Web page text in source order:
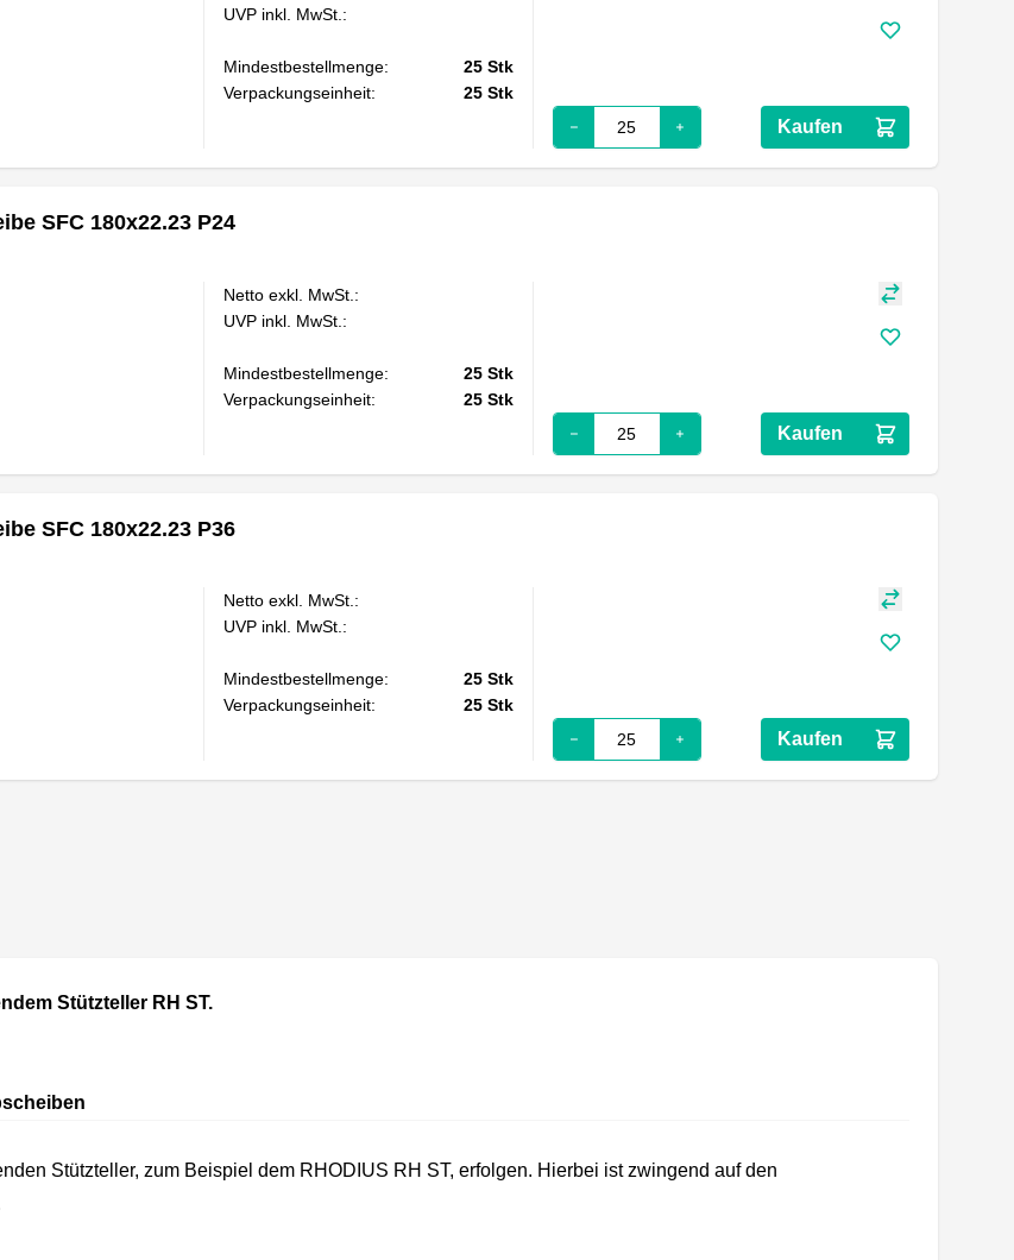
UVP inkl. MwSt.:
Mindestbestellmenge: 25 Stk
Verpackungseinheit:
25 Stk
Kaufen
SFC 180x22.23 P24
Netto exkl. MwSt.:
UVP inkl. MwSt.:
Mindestbestellmenge: 25 Stk
Verpackungseinheit:
25 Stk
Kaufen
SFC 180x22.23 P36
Netto exkl. MwSt.:
UVP inkl. MwSt.:
Mindestbestellmenge: 25 Stk
Verpackungseinheit:
25 Stk
Kaufen
Stützteller RH ST.
Stützteller, zum Beispiel dem RHODIUS RH ST, erfolgen. Hierbei ist zwingend auf den